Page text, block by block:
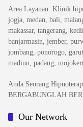
Area Layanan: Klinik
jogja, medan, bali,
makassar, tangerang,
banjarmasin, jember,
jombang, ponorogo,
madiun, padang,
Anda Seorang
BERGABUNGLAH
Our Network